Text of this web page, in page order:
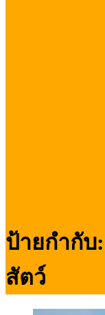
ป้ายกำกับ:
สัตว์